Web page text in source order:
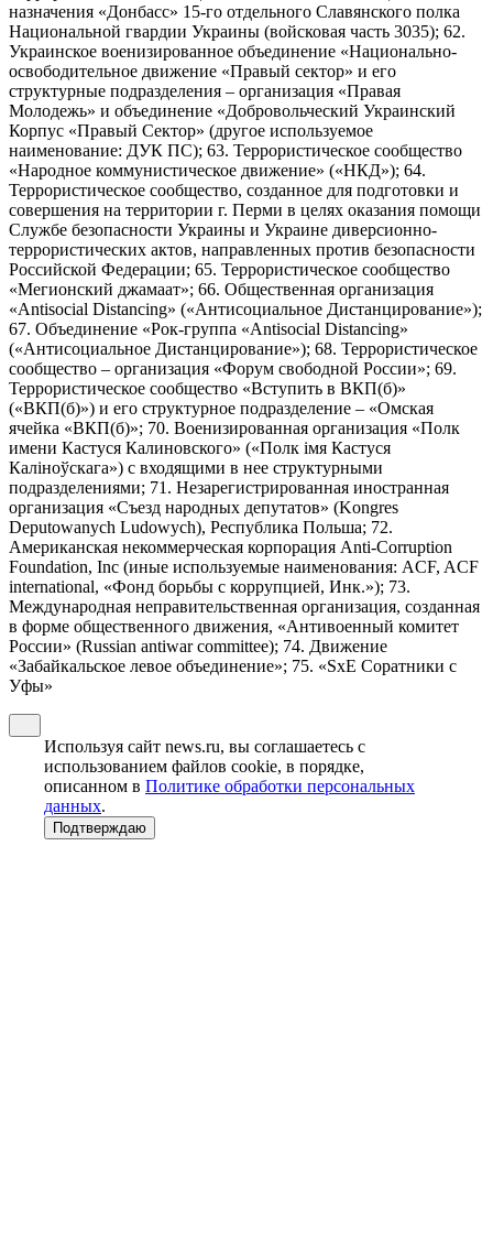
назначения «Донбасс» 15-го отдельного Славянского полка
Национальной гвардии Украины (войсковая часть 3035); 62.
Украинское военизированное объединение «Национально-
освободительное движение «Правый сектор» и его
структурные подразделения – организация «Правая
Молодежь» и объединение «Добровольческий Украинский
Корпус «Правый Сектор» (другое используемое
наименование: ДУК ПС); 63. Террористическое сообщество
«Народное коммунистическое движение» («НКД»); 64.
Террористическое сообщество, созданное для подготовки и
совершения на территории г. Перми в целях оказания помощи
Службе безопасности Украины и Украине диверсионно-
террористических актов, направленных против безопасности
Российской Федерации; 65. Террористическое сообщество
«Мегионский джамаат»; 66. Общественная организация
«Antisocial Distancing» («Антисоциальное Дистанцирование»);
67. Объединение «Рок-группа «Antisocial Distancing»
(«Антисоциальное Дистанцирование»); 68. Террористическое
сообщество – организация «Форум свободной России»; 69.
Террористическое сообщество «Вступить в ВКП(б)»
(«ВКП(б)») и его структурное подразделение – «Омская
ячейка «ВКП(б)»; 70. Военизированная организация «Полк
имени Кастуся Калиновского» («Полк iмя Кастуся
Калiноўскага») с входящими в нее структурными
подразделениями; 71. Незарегистрированная иностранная
организация «Съезд народных депутатов» (Kongres
Deputowanych Ludowych), Республика Польша; 72.
Американская некоммерческая корпорация Anti-Corruption
Foundation, Inc (иные используемые наименования: ACF, ACF
international, «Фонд борьбы с коррупцией, Инк.»); 73.
Международная неправительственная организация, созданная
в форме общественного движения, «Антивоенный комитет
России» (Russian antiwar committee); 74. Движение
«Забайкальское левое объединение»; 75. «SxE Соратники с
Уфы»
Используя сайт news.ru, вы соглашаетесь с
использованием файлов cookie, в порядке,
описанном в Политике обработки персональных
данных.
Подтверждаю